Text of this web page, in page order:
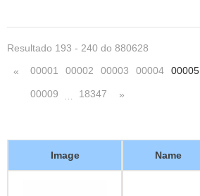
Resultado 193 - 240 do 880628
« 00001 00002 00003 00004 00005
00009 18347 »
Image Name